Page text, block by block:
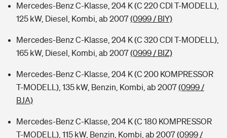
Mercedes-Benz C-Klasse, 204 K (C 220 CDI T-MODELL),
125 kW, Diesel, Kombi, ab 2007(0999 / BIY)
Mercedes-Benz C-Klasse, 204 K (C 320 CDI T-MODELL),
165 kW, Diesel, Kombi, ab 2007(0999 / BIZ)
Mercedes-Benz C-Klasse, 204 K (C 200 KOMPRESSOR
T-MODELL), 135 kW, Benzin, Kombi, ab 2007(0999 /
BJA)
Mercedes-Benz C-Klasse, 204 K (C 180 KOMPRESSOR
T-MODELL), 115 kW, Benzin, Kombi, ab 2007(0999 /